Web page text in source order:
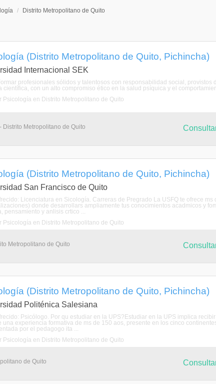
/ Distrito Metropolitano de Quito
(Distrito Metropolitano de Quito, Pichincha)
Internacional SEK
profesionales sólidos y talentosos con responsabilidad social,
científica, con un alto compromiso ético en la salud psíquica y el
Psicología en Distrito Metropolitano de Quito
Distrito Metropolitano de Quito
(Distrito Metropolitano de Quito, Pichincha)
San Francisco de Quito
Licenciatura en Sicología. Carreras de Pregrado La USFQ te ofrece
donde desarrollars ampliamente tus conocimientos acadmicos y
pensamiento y anlisis crtico ...
Psicología en Distrito Metropolitano de Quito
Metropolitano de Quito
(Distrito Metropolitano de Quito, Pichincha)
Politénica Salesiana
Psicólogo. Por qu estudiar en la UPS?Estudiar en la UPS implica
una experiencia formativa de ms de 150 aos, presente en los cinco
por el pedagogo ita ...
Psicología en Distrito Metropolitano de Quito
de Quito